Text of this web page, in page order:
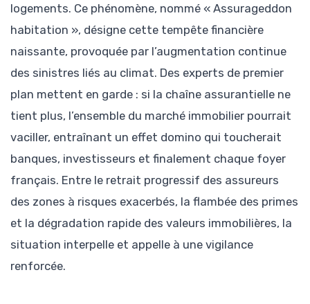
logements. Ce phénomène, nommé « Assurageddon
habitation », désigne cette tempête financière
naissante, provoquée par l’augmentation continue
des sinistres liés au climat. Des experts de premier
plan mettent en garde : si la chaîne assurantielle ne
tient plus, l’ensemble du marché immobilier pourrait
vaciller, entraînant un effet domino qui toucherait
banques, investisseurs et finalement chaque foyer
français. Entre le retrait progressif des assureurs
des zones à risques exacerbés, la flambée des primes
et la dégradation rapide des valeurs immobilières, la
situation interpelle et appelle à une vigilance
renforcée.